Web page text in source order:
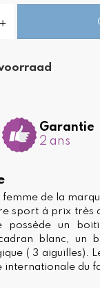
Garantie
2 ans
femme de la
sport à prix très
possède un
blanc, un
( 3 aiguilles).
internationale du